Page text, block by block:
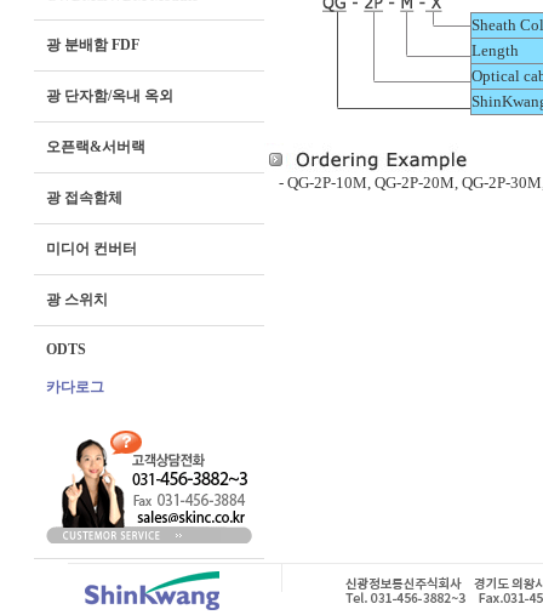
광 분배함 FDF
광 단자함/옥내 옥외
오픈랙&서버랙
광 접속함체
미디어 컨버터
광 스위치
ODTS
카다로그
Sheath
Length
Optical
- QG-2P-10M, QG-2P-20M, QG-2P-